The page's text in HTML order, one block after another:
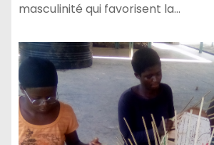
masculinité qui favorisent la…